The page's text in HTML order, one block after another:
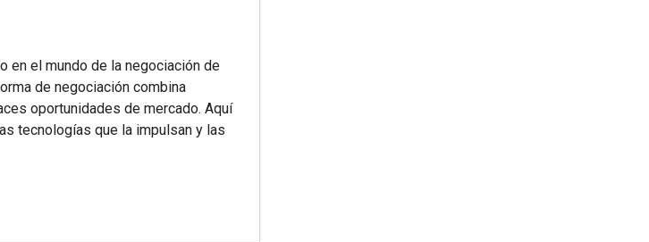
en el mundo de la negociación de
de negociación combina
oportunidades de mercado. Aquí
tecnologías que la impulsan y las